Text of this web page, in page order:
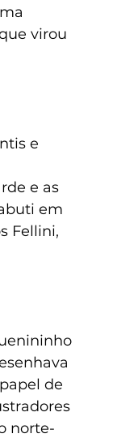
virou
e
e as
em
Fellini,
de
norte-